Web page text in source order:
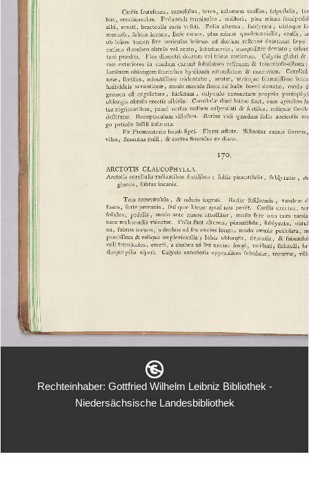
Rechteinhaber: Gottfried Wilhelm Leibniz Bibliothek -
Niedersächsische Landesbibliothek